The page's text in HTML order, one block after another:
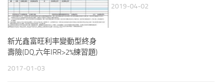
新光鑫富旺利率變動型終身
壽險(DQ,六年IRR>2%練習題)
2017-01-03
2019-04-02